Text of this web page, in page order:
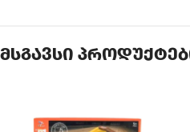
მსგავსი